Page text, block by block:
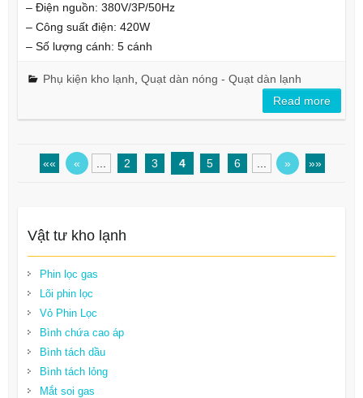
– Điện nguồn: 380V/3P/50Hz
– Công suất điện: 420W
– Số lượng cánh: 5 cánh
Phụ kiện kho lạnh Quạt dàn nóng - Quạt dàn lạnh
Read more
«« « 2 3 4 5 6 » »»
Vật tư kho lạnh
Phin lọc gas
Lõi phin lọc
Vỏ Phin Lọc
Bình chứa cao áp
Bình tách dầu
Bình tách lỏng
Mắt soi gas